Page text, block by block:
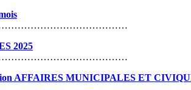
2025
AFFAIRES MUNICIPALES ET